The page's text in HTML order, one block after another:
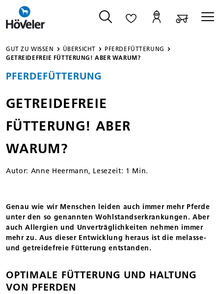
springen
GUT ZU WISSEN ÜBERSICHT
PFERDEFÜTTERUNG
GETREIDEFREIE FÜTTERUNG! ABER WARUM?
PFERDEFÜTTERUNG
GETREIDEFREIE
FÜTTERUNG! ABER
WARUM?
Autor: Anne Heermann, Lesezeit: 1 Min.
Genau wie wir Menschen leiden auch immer mehr Pferde
unter den so genannten Wohlstandserkrankungen. Aber
auch Allergien und Unverträglichkeiten nehmen immer
mehr zu. Aus dieser Entwicklung heraus ist die melasse-
und getreidefreie Fütterung entstanden.
OPTIMALE FÜTTERUNG UND HALTUNG
VON PFERDEN